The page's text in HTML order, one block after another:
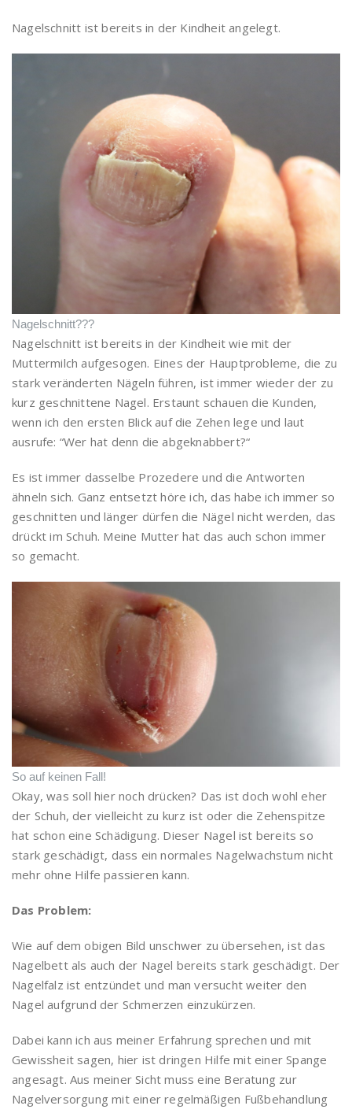
Nagelschnitt ist bereits in der Kindheit angelegt.
Nagelschnitt???
Nagelschnitt ist bereits in der Kindheit wie mit der
Muttermilch aufgesogen. Eines der Hauptprobleme, die zu
stark veränderten Nägeln führen, ist immer wieder der zu
kurz geschnittene Nagel. Erstaunt schauen die Kunden,
wenn ich den ersten Blick auf die Zehen lege und laut
ausrufe: “Wer hat denn die abgeknabbert?“
Es ist immer dasselbe Prozedere und die Antworten
ähneln sich. Ganz entsetzt höre ich, das habe ich immer so
geschnitten und länger dürfen die Nägel nicht werden, das
drückt im Schuh. Meine Mutter hat das auch schon immer
so gemacht.
So auf keinen Fall!
Okay, was soll hier noch drücken? Das ist doch wohl eher
der Schuh, der vielleicht zu kurz ist oder die Zehenspitze
hat schon eine Schädigung. Dieser Nagel ist bereits so
stark geschädigt, dass ein normales Nagelwachstum nicht
mehr ohne Hilfe passieren kann.
Das Problem:
Wie auf dem obigen Bild unschwer zu übersehen, ist das
Nagelbett als auch der Nagel bereits stark geschädigt. Der
Nagelfalz ist entzündet und man versucht weiter den
Nagel aufgrund der Schmerzen einzukürzen.
Dabei kann ich aus meiner Erfahrung sprechen und mit
Gewissheit sagen, hier ist dringen Hilfe mit einer Spange
angesagt. Aus meiner Sicht muss eine Beratung zur
Nagelversorgung mit einer regelmäßigen Fußbehandlung